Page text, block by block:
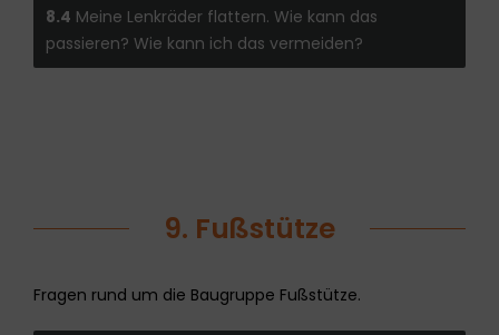
8.4 Meine Lenkräder flattern. Wie kann das
passieren? Wie kann ich das vermeiden?
9. Fußstütze
Fragen rund um die Baugruppe Fußstütze.